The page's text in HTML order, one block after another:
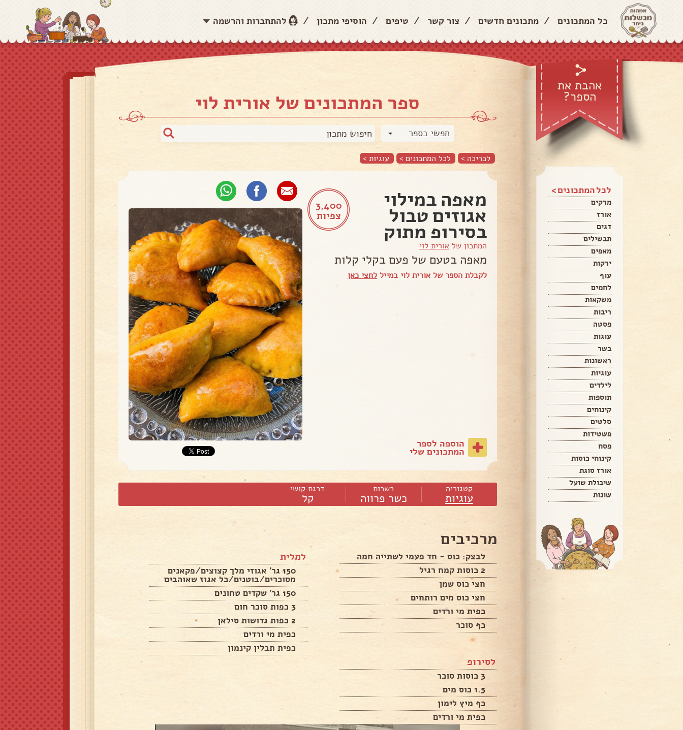
כל המתכונים / מתכונים חדשים / צור קשר / טיפים / הוסיפי מתכון / להתחברות והרשמה
אהבת את
הספר?
לכל המתכונים >
מרקים
אורז
דגים
תבשילים
מאפים
ירקות
עוף
לחמים
משקאות
ריבות
פסטה
עוגות
בשר
ראשונות
עוגיות
לילדים
תוספות
קינוחים
סלטים
פשטידות
פסח
קינוחי כוסות
אורז סוגת
שיבולת שועל
שונות
ספר המתכונים של אורית לוי
חפשי בספר
לכריכה > לכל המתכונים > עוגיות >
3,400
צפיות
מאפה במילוי
אגוזים טבול
בסירופ מתוק
המתכון של אורית לוי
מאפה בטעם של פעם בקלי קלות
לקבלת הספר של אורית לוי במייל לחצי כאן
הוספה לספר
המתכונים שלי
קטגוריה
עוגיות
כשרות
כשר פרווה
דרגת קושי
קל
מרכיבים
לבצק: כוס - חד פעמי לשתייה חמה
2 כוסות קמח רגיל
חצי כוס שמן
חצי כוס מים רותחים
כפית מי ורדים
כף סוכר
למלית
150 גר' אגוזי מלך קצוצים/פקאנים
מסוכרים/בוטנים/כל אגוז שאוהבים
150 גר' שקדים טחונים
3 כפות סוכר חום
2 כפות גדושות סילאן
כפית מי ורדים
כפית תבלין קינמון
לסירופ
3 כוסות סוכר
1.5 כוס מים
כף מיץ לימון
כפית מי ורדים